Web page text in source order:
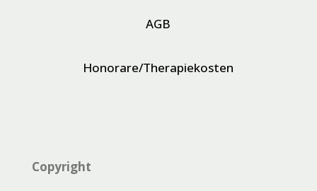
AGB
Honorare/Therapiekosten
Copyright